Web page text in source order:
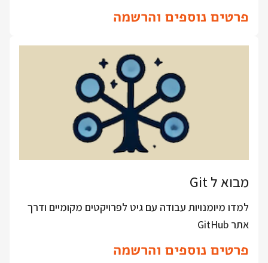
פרטים נוספים והרשמה
מבוא ל Git
למדו מיומנויות עבודה עם גיט לפרויקטים מקומיים ודרך
אתר GitHub
פרטים נוספים והרשמה